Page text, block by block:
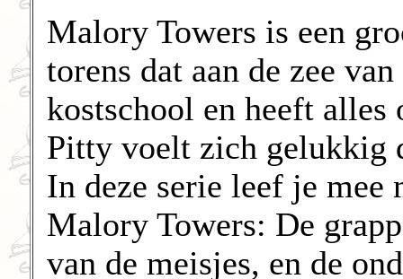
Malory Towers is een
torens dat aan de zee
kostschool en heeft
Pitty voelt zich gelukkig
In deze serie leef je mee
Malory Towers: De
van de meisjes, en de